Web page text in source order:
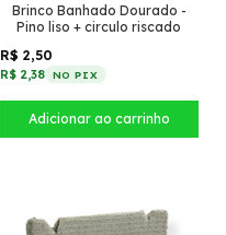
Brinco Banhado Dourado -
Pino liso + circulo riscado
R$ 2,50
R$ 2,38 NO PIX